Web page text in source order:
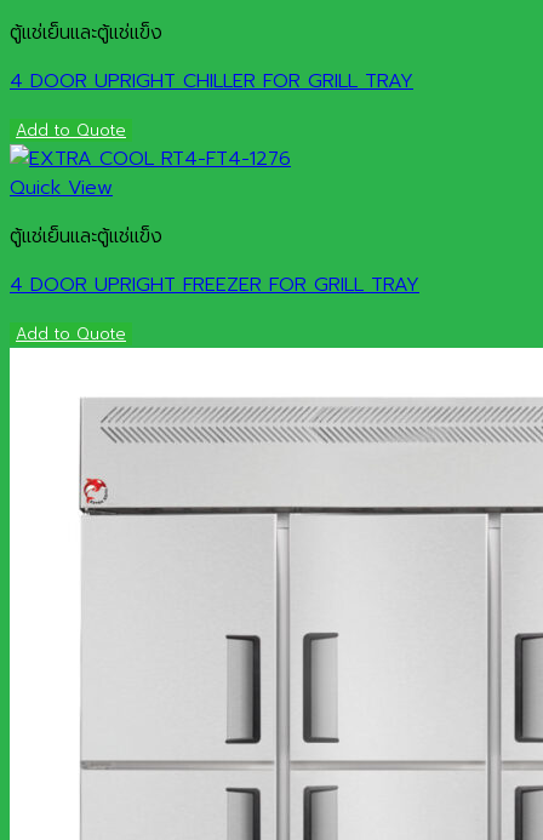
ตู้แช่เย็นและตู้แช่แข็ง
4 DOOR UPRIGHT CHILLER FOR GRILL TRAY
Add to Quote
Quick View
ตู้แช่เย็นและตู้แช่แข็ง
4 DOOR UPRIGHT FREEZER FOR GRILL TRAY
Add to Quote